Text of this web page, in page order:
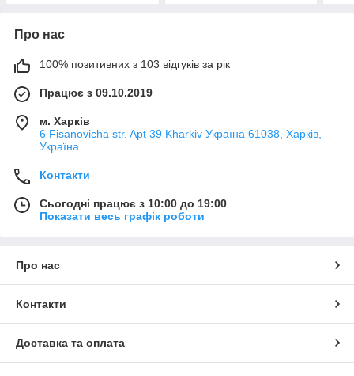
Про нас
100% позитивних з 103 відгуків за рік
Працює з 09.10.2019
м. Харків
6 Fisanovicha str. Apt 39 Kharkiv Україна 61038, Харків,
Україна
Контакти
Сьогодні працює з 10:00 до 19:00
Показати весь графік роботи
Про нас
Контакти
Доставка та оплата